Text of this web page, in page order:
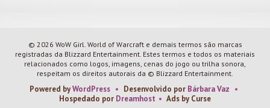
© 2026 WoW Girl. World of Warcraft e demais termos são marcas
registradas da Blizzard Entertainment. Estes termos e todos os materiais
relacionados como logos, imagens, cenas do jogo ou trilha sonora,
respeitam os direitos autorais da © Blizzard Entertainment.
Powered byWordPress • Desenvolvido por Bárbara Vaz •
Hospedado por Dreamhost • Ads by Curse